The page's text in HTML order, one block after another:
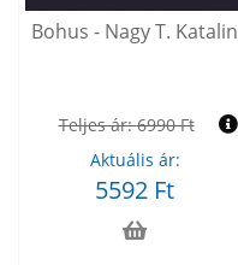
Bohus - Nagy T. Katalin
Teljes ár:6990 Ft
Aktuális ár:
5592 Ft